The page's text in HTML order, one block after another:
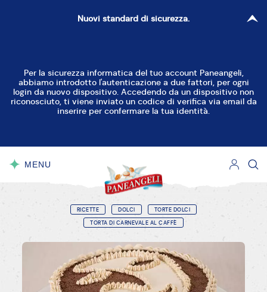
Nuovi standard di sicurezza.
Per la sicurezza informatica del tuo account Paneangeli,
abbiamo introdotto l'autenticazione a due fattori, per ogni
login da nuovo dispositivo. Accedendo da un dispositivo non
riconosciuto, ti viene inviato un codice di verifica via email da
inserire per confermare la tua identità.
MENU
RICETTE DOLCI
TORTE DOLCI
TORTA DI CARNEVALE AL CAFFÈ